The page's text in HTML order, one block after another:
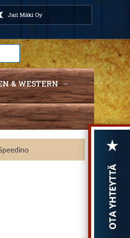
Jari Mäki Oy
& WESTERN